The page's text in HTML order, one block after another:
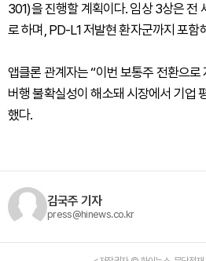
301)을 진행할 계획이다. 임상 3상은 전
로 하며, PD-L1 저발현 환자군까지 포함
앱클론 관계자는 “이번 보통주 전환으로
버행 불확실성이 해소돼 시장에서 기업
했다.
김국주 기자
press@hinews.co.kr